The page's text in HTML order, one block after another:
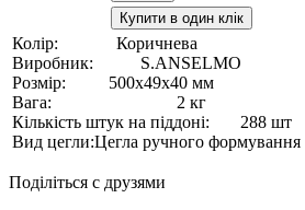
Купити в один клік
Колір:
Коричнева
Виробник:
S.ANSELMO
Розмір:
500х49х40 мм
Вага:
2 кг
Кількість штук на піддоні:
288 шт
Вид цегли:Цегла ручного формування
Поділіться с друзями